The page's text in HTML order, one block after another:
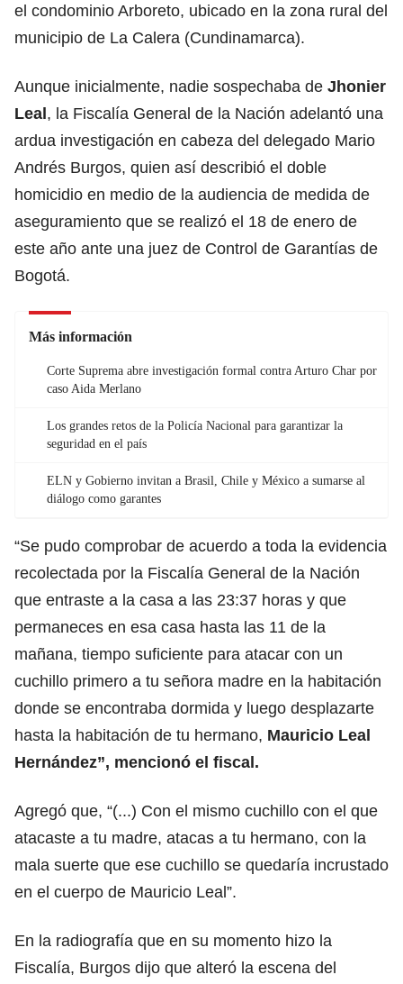
el condominio Arboreto, ubicado en la zona rural del
municipio de La Calera (Cundinamarca).
Aunque inicialmente, nadie sospechaba de Jhonier
Leal, la Fiscalía General de la Nación adelantó una
ardua investigación en cabeza del delegado Mario
Andrés Burgos, quien así describió el doble
homicidio en medio de la audiencia de medida de
aseguramiento que se realizó el 18 de enero de
este año ante una juez de Control de Garantías de
Bogotá.
Más información
Corte Suprema abre investigación formal contra Arturo Char por
caso Aida Merlano
Los grandes retos de la Policía Nacional para garantizar la
seguridad en el país
ELN y Gobierno invitan a Brasil, Chile y México a sumarse al
diálogo como garantes
“Se pudo comprobar de acuerdo a toda la evidencia
recolectada por la Fiscalía General de la Nación
que entraste a la casa a las 23:37 horas y que
permaneces en esa casa hasta las 11 de la
mañana, tiempo suficiente para atacar con un
cuchillo primero a tu señora madre en la habitación
donde se encontraba dormida y luego desplazarte
hasta la habitación de tu hermano, Mauricio Leal
Hernández”, mencionó el fiscal.
Agregó que, “(...) Con el mismo cuchillo con el que
atacaste a tu madre, atacas a tu hermano, con la
mala suerte que ese cuchillo se quedaría incrustado
en el cuerpo de Mauricio Leal”.
En la radiografía que en su momento hizo la
Fiscalía, Burgos dijo que alteró la escena del